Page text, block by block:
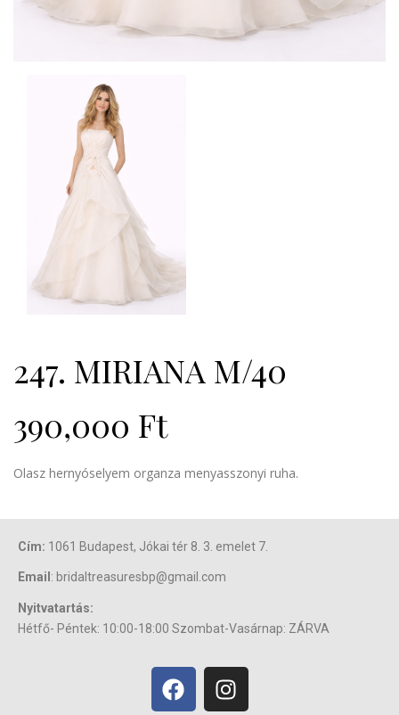
247. MIRIANA M/40
390,000 Ft
Olasz hernyóselyem organza menyasszonyi ruha.
Cím: 1061 Budapest, Jókai tér 8. 3. emelet 7.
Email : bridaltreasuresbp@gmail.com
Nyitvatartás:
Hétfő- Péntek: 10:00-18:00 Szombat-Vasárnap: ZÁRVA